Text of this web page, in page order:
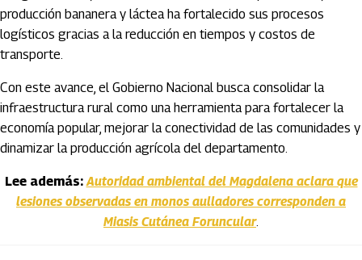
producción bananera y láctea ha fortalecido sus procesos
logísticos gracias a la reducción en tiempos y costos de
transporte.
Con este avance, el Gobierno Nacional busca consolidar la
infraestructura rural como una herramienta para fortalecer la
economía popular, mejorar la conectividad de las comunidades y
dinamizar la producción agrícola del departamento.
Lee además:Autoridad ambiental del Magdalena aclara que
lesiones observadas en monos aulladores corresponden a
Miasis Cutánea Foruncular.